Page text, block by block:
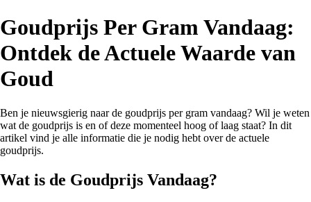
Goudprijs Per Gram Vandaag:
Ontdek de Actuele Waarde van
Goud
Ben je nieuwsgierig naar de goudprijs per gram vandaag? Wil je weten
wat de goudprijs is en of deze momenteel hoog of laag staat? In dit
artikel vind je alle informatie die je nodig hebt over de actuele
goudprijs.
Wat is de Goudprijs Vandaag?